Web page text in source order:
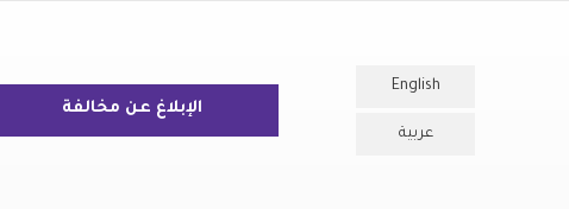
English
عربية
الإبلاغ عن مخالفة